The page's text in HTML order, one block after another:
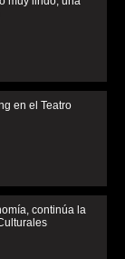
en el Teatro
continúa la